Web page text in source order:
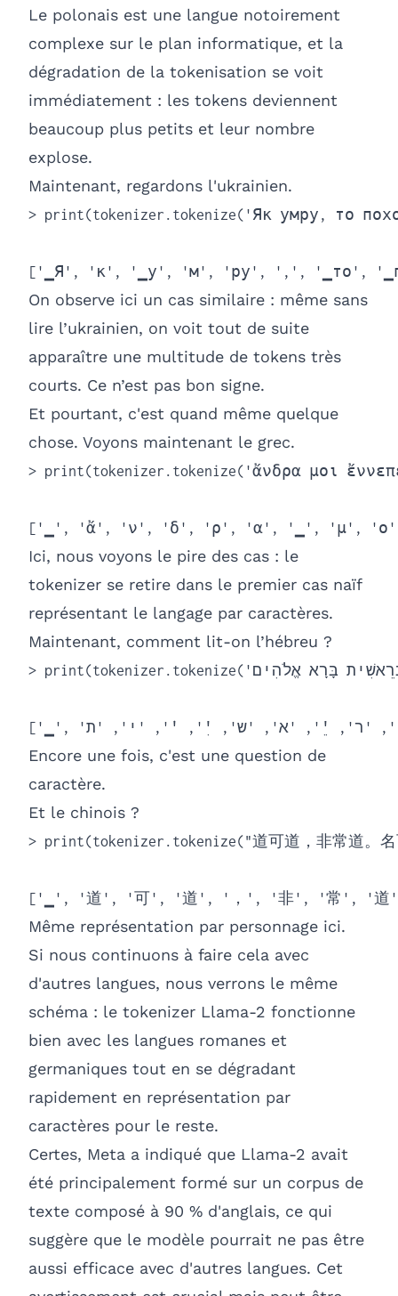
Le polonais est une langue notoirement
complexe sur le plan informatique, et la
dégradation de la tokenisation se voit
immédiatement : les tokens deviennent
beaucoup plus petits et leur nombre
explose.
Maintenant, regardons l'ukrainien.
> print(tokenizer.tokenize('Як умру, то
['▁Я', 'к', '▁у', 'м', 'ру', ',', '▁то',
On observe ici un cas similaire : même sans
lire l’ukrainien, on voit tout de suite
apparaître une multitude de tokens très
courts. Ce n’est pas bon signe.
Et pourtant, c'est quand même quelque
chose. Voyons maintenant le grec.
> print(tokenizer.tokenize('ἄνδρα μοι
['▁', 'ἄ', 'ν', 'δ', 'ρ', 'α', '▁', 'μ',
Ici, nous voyons le pire des cas : le
tokenizer se retire dans le premier cas naïf
représentant le langage par caractères.
Maintenant, comment lit-on l’hébreu ?
> print(tokenizer.tokenize('בְּרֵאשִׁית בָּרָא אֱלֹהִים...'))
Encore une fois, c'est une question de
caractère.
Et le chinois ?
> print(tokenizer.tokenize("道可道，非常道。
['▁', '道', '可', '道', '，', '非', '常', '
Même représentation par personnage ici.
Si nous continuons à faire cela avec
d'autres langues, nous verrons le même
schéma : le tokenizer Llama-2 fonctionne
bien avec les langues romanes et
germaniques tout en se dégradant
rapidement en représentation par
caractères pour le reste.
Certes, Meta a indiqué que Llama-2 avait
été principalement formé sur un corpus de
texte composé à 90 % d'anglais, ce qui
suggère que le modèle pourrait ne pas être
aussi efficace avec d'autres langues. Cet